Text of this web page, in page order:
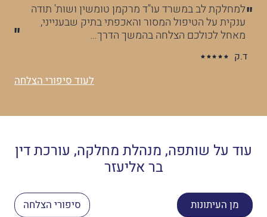
השתמשתי בשירות משרד עו״ד מרקמן טומשין בשתי
תביעות,בשתיהן טיפלו במקצועיות והביאו תוצאות
מצוינות.
א.כ
לעוד סיפורי הצלחה
עוד על שותפה, מנהלת מחלקה, עורכת דין
בר אליעזר
מן העיתונות סיפורי הצלחה